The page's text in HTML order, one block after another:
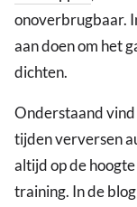
onoverbrugbaar.
aan doen om het
dichten.
Onderstaand
tijden verversen
altijd op de
training. In de